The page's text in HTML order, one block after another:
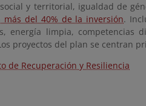
y territorial, igualdad de
más del 40% de la inversión.
energía limpia, competencias
proyectos del plan se centran
de Recuperación y Resiliencia